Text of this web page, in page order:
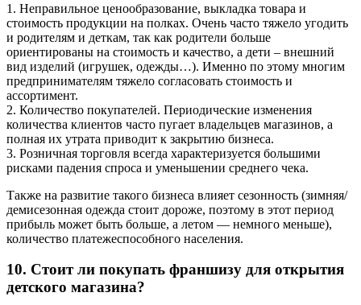
1. Неправильное ценообразование, выкладка товара и
стоимость продукции на полках. Очень часто тяжело угодить
и родителям и деткам, так как родители больше
ориентированы на стоимость и качество, а дети – внешний
вид изделий (игрушек, одежды…). Именно по этому многим
предпринимателям тяжело согласовать стоимость и
ассортимент.
2. Количество покупателей. Периодические изменения
количества клиентов часто пугает владельцев магазинов, а
полная их утрата приводит к закрытию бизнеса.
3. Розничная торговля всегда характеризуется большими
рисками падения спроса и уменьшении среднего чека.
Также на развитие такого бизнеса влияет сезонность (зимняя/
демисезонная одежда стоит дороже, поэтому в этот период
прибыль может быть больше, а летом — немного меньше),
количество платежеспособного населения.
10. Стоит ли покупать франшизу для открытия
детского магазина?